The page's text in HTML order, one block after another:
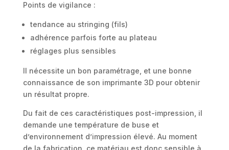
Points de vigilance :
tendance au stringing (fils)
adhérence parfois forte au plateau
réglages plus sensibles
Il nécessite un bon paramétrage, et une bonne
connaissance de son imprimante 3D pour obtenir
un résultat propre.
Du fait de ces caractéristiques post-impression, il
demande une température de buse et
d’environnement d’impression élevé. Au moment
de la fabrication, ce matériau est donc sensible à